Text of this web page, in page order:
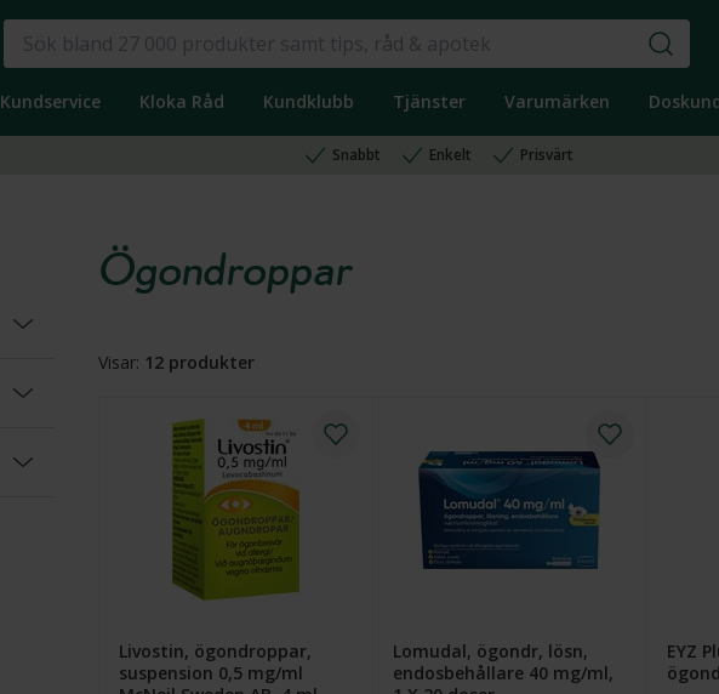
Kundservice Kloka Råd Kundklubb Tjänster Varumärken
Snabbt Enkelt Prisvärt
Ögondroppar
Visar: 12 produkter
Livostin, ögondroppar,
suspension 0,5 mg/ml
Lomudal, ögondr, lösn,
endosbehållare 40 mg/ml,
EYZ